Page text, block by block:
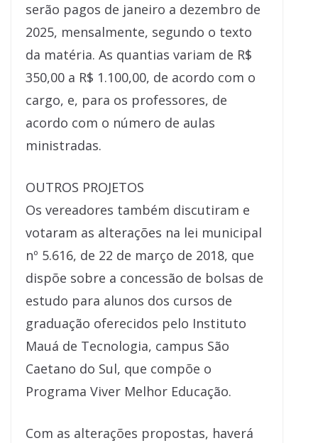
serão pagos de janeiro a dezembro de
2025, mensalmente, segundo o texto
da matéria. As quantias variam de R$
350,00 a R$ 1.100,00, de acordo com o
cargo, e, para os professores, de
acordo com o número de aulas
ministradas.
OUTROS PROJETOS
Os vereadores também discutiram e
votaram as alterações na lei municipal
nº 5.616, de 22 de março de 2018, que
dispõe sobre a concessão de bolsas de
estudo para alunos dos cursos de
graduação oferecidos pelo Instituto
Mauá de Tecnologia, campus São
Caetano do Sul, que compõe o
Programa Viver Melhor Educação.
Com as alterações propostas, haverá